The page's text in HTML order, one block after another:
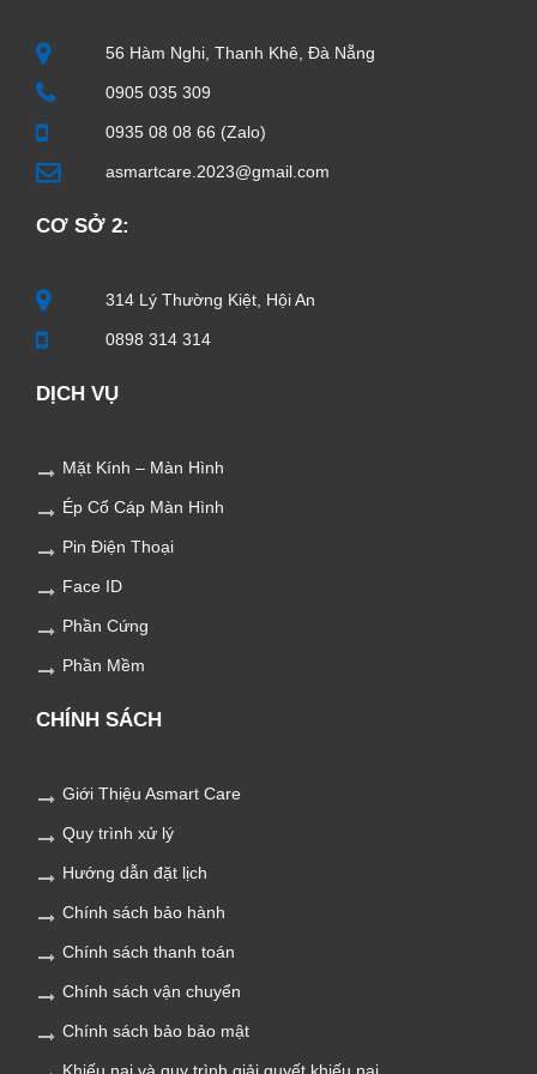
56 Hàm Nghi, Thanh Khê, Đà Nẵng
0905 035 309
0935 08 08 66 (Zalo)
asmartcare.2023@gmail.com
CƠ SỞ 2:
314 Lý Thường Kiệt, Hội An
0898 314 314
DỊCH VỤ
Mặt Kính – Màn Hình
Ép Cổ Cáp Màn Hình
Pin Điện Thoại
Face ID
Phần Cứng
Phần Mềm
CHÍNH SÁCH
Giới Thiệu Asmart Care
Quy trình xử lý
Hướng dẫn đặt lịch
Chính sách bảo hành
Chính sách thanh toán
Chính sách vận chuyển
Chính sách bảo bảo mật